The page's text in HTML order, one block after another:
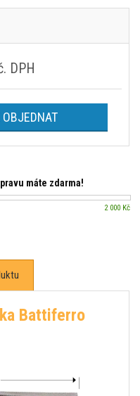
DPH
OBJEDNAT
máte zdarma!
2 000 Kč
Battiferro